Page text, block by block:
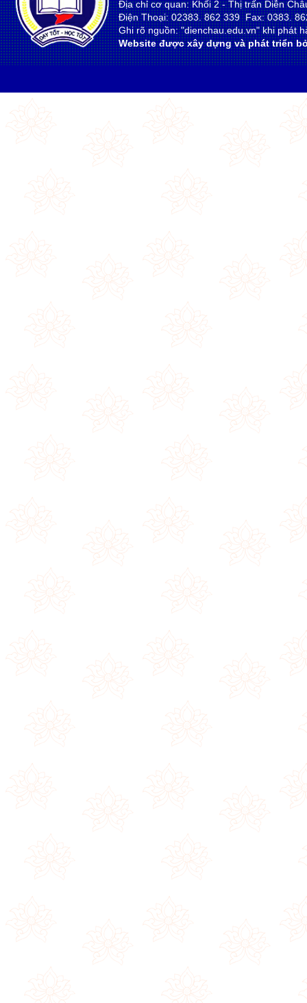
Địa chỉ cơ quan: Khối 2 - Thị trấn Diễn
Điện Thoại: 02383. 862 339 Fax: 0383.
Ghi rõ nguồn: "dienchau.edu.vn" khi phát
Website được xây dựng và phát triển